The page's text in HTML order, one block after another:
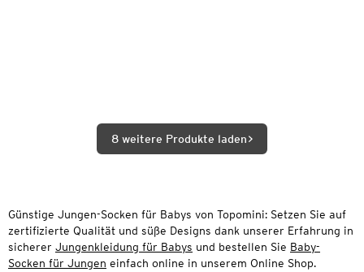
8 weitere Produkte laden
Günstige Jungen-Socken für Babys von Topomini: Setzen Sie auf
zertifizierte Qualität und süße Designs dank unserer Erfahrung in
sicherer Jungenkleidung für Babys und bestellen Sie Baby-
Socken für Jungen einfach online in unserem Online Shop.